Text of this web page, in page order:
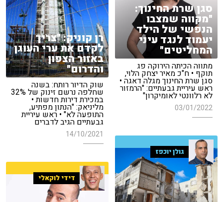
סגן שרת החינוך:
"מקווה שמצבו
הנפשי של הילד
יעמוד לנגד עיני
המחליטים"
מתווה הכיתה הירוקה פג
תוקף • ח"כ מאיר יצחק הלוי,
סגן שרת החינוך מגלה דאגה •
ראש עיריית גבעתיים: "הרמזור
לא רלוונטי לאומיקרון"
03/01/2022
רן קוניק: "צריך
לקדם את ערי העוגן
באזור הצפון
והדרום"
שוק הדיור רותח: בשנה
שחלפה נרשם זינוק של 32%
במכירת דירות חדשות •
מליניאק: "הנתון מפתיע,
התופעה לא" • ראש עיריית
גבעתיים הגיב לדברים
14/10/2021
גולן יוכפז
דידי לוקאלי